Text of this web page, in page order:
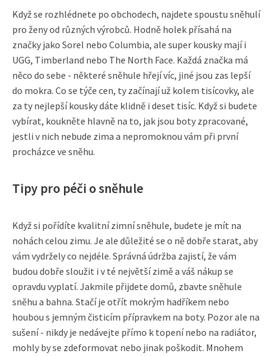
Když se rozhlédnete po obchodech, najdete spoustu sněhulí
pro ženy od různých výrobců. Hodně holek přísahá na
značky jako Sorel nebo Columbia, ale super kousky mají i
UGG, Timberland nebo The North Face. Každá značka má
něco do sebe - některé sněhule hřejí víc, jiné jsou zas lepší
do mokra. Co se týče cen, ty začínají už kolem tisícovky, ale
za ty nejlepší kousky dáte klidně i deset tisíc. Když si budete
vybírat, koukněte hlavně na to, jak jsou boty zpracované,
jestli v nich nebude zima a nepromoknou vám při první
procházce ve sněhu.
Tipy pro péči o sněhule
Když si pořídíte kvalitní zimní sněhule, budete je mít na
nohách celou zimu. Je ale důležité se o ně dobře starat, aby
vám vydržely co nejdéle. Správná údržba zajistí, že vám
budou dobře sloužit i v té největší zimě a váš nákup se
opravdu vyplatí. Jakmile přijdete domů, zbavte sněhule
sněhu a bahna. Stačí je otřít mokrým hadříkem nebo
houbou s jemným čisticím přípravkem na boty. Pozor ale na
sušení - nikdy je nedávejte přímo k topení nebo na radiátor,
mohly by se zdeformovat nebo jinak poškodit. Mnohem